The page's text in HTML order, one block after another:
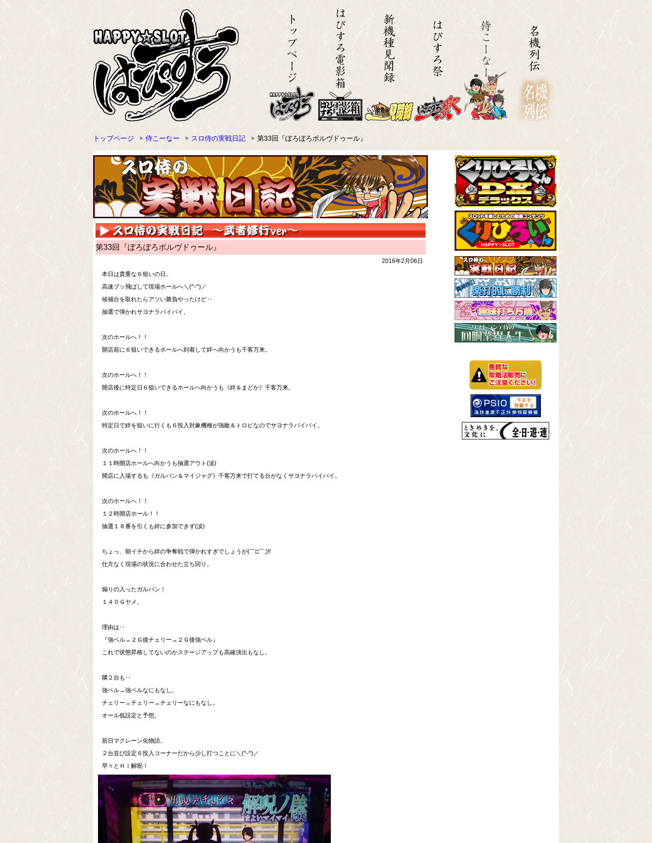
トップページ 侍こーなー スロ侍の実戦日記 第33回『ぼろぼろボルヴドゥール』
第33回『ぼろぼろボルヴドゥール』
2016年2月06日
本日は貴重な６狙いの日。
高速ブッ飛ばして現場ホールへ＼(^-^)／
候補台を取れたらアツい勝負やったけど‥
抽選で弾かれサヨナラバイバイ。
次のホールへ！！
開店前に６狙いできるホールへ到着して絆へ向かうも千客万来。
次のホールへ！！
開店後に特定日６狙いできるホールへ向かうも《絆＆まどか》千客万来。
次のホールへ！！
特定日で絆を狙いに行くも６投入対象機種が強敵＆トロピなのでサヨナラバイバイ。
次のホールへ！！
１１時開店ホールへ向かうも抽選アウト(涙)
開店に入場するも《ガルパン＆マイジャグ》千客万来で打てる台がなくサヨナラバイバイ。
次のホールへ！！
１２時開店ホール！！
抽選１８番を引くも絆に参加できず(涙)
ちょっ、朝イチから絆の争奪戦で弾かれすぎでしょうが(￣□￣;)!!
仕方なく現場の状況に合わせた立ち回り。
煽りの入ったガルパン！
１４０Ｇヤメ。
理由は‥
『強ベル→２Ｇ後チェリー→２Ｇ後強ベル』
これで状態昇格してないのかステージアップも高確演出もなし。
隣２台も‥
強ベル→強ベルなにもなし。
チェリー→チェリー→チェリーなにもなし。
オール低設定と予想。
前日マクレーン化物語。
２台並び設定６投入コーナーだから少し打つことに＼(^-^)／
早々とＨＩ解呪！